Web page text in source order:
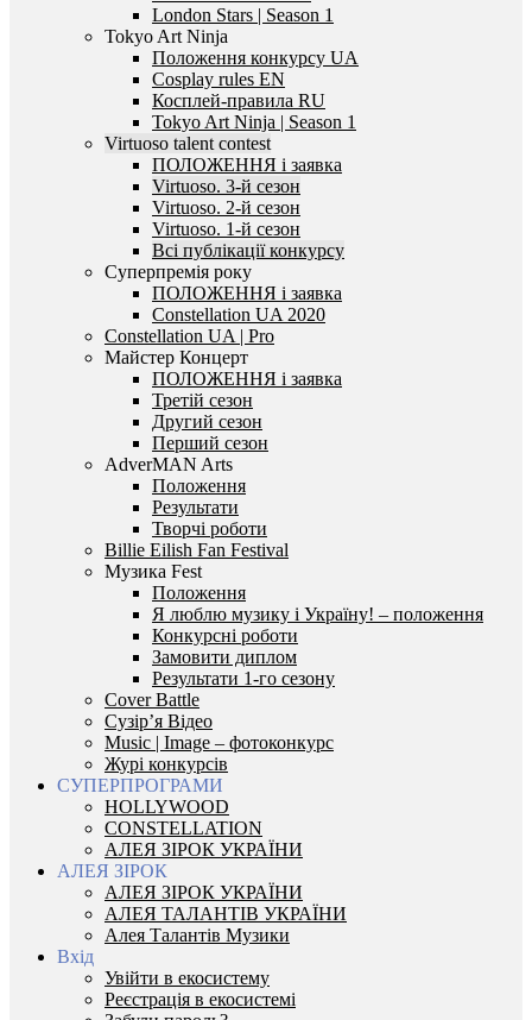
London Stars | Season 1
Tokyo Art Ninja
Положення конкурсу UA
Cosplay rules EN
Косплей-правила RU
Tokyo Art Ninja | Season 1
Virtuoso talent contest
ПОЛОЖЕННЯ і заявка
Virtuoso. 3-й сезон
Virtuoso. 2-й сезон
Virtuoso. 1-й сезон
Всі публікації конкурсу
Суперпремія року
ПОЛОЖЕННЯ і заявка
Constellation UA 2020
Constellation UA | Pro
Майстер Концерт
ПОЛОЖЕННЯ і заявка
Третій сезон
Другий сезон
Перший сезон
AdverMAN Arts
Положення
Результати
Творчі роботи
Billie Eilish Fan Festival
Музика Fest
Положення
Я люблю музику і Україну! – положення
Конкурсні роботи
Замовити диплом
Результати 1-го сезону
Cover Battle
Сузір’я Відео
Music | Image – фотоконкурс
Журі конкурсів
СУПЕРПРОГРАМИ
HOLLYWOOD
CONSTELLATION
АЛЕЯ ЗІРОК УКРАЇНИ
АЛЕЯ ЗІРОК
АЛЕЯ ЗІРОК УКРАЇНИ
АЛЕЯ ТАЛАНТІВ УКРАЇНИ
Алея Талантів Музики
Вхід
Увійти в екосистему
Реєстрація в екосистемі